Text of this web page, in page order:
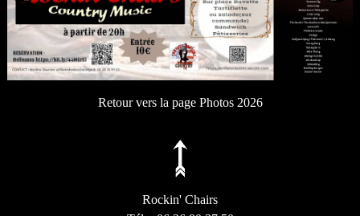
Retour vers la page Photos 2026
Rockin' Chairs